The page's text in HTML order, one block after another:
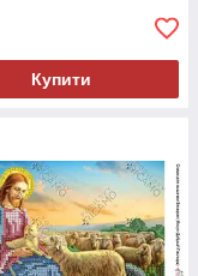
Купити